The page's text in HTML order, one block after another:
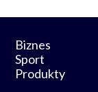
Biznes
Sport
Produkty